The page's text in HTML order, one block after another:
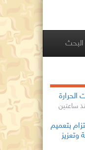
البحث
ساعتين
بتعميم
وتعزيز